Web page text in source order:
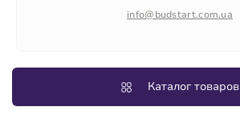
info@budstart.com.ua
Каталог товаров